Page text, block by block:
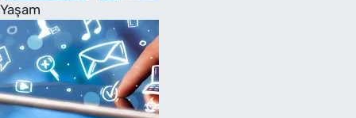
Yaşam